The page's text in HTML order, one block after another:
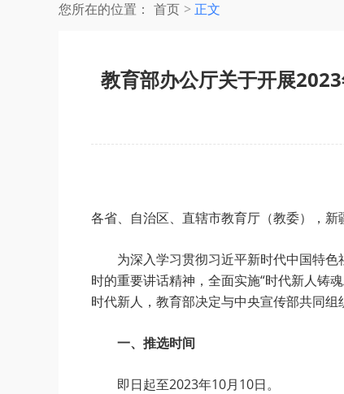
您所在的位置： 首页 正文
教育部办公厅关于开展
各省、自治区、直辖市教育厅（教委），
为深入学习贯彻习近平新时代中国特
时的重要讲话精神，全面实施“时代新人铸
时代新人，教育部决定与中央宣传部共同组
一、推选时间
即日起至2023年10月10日。